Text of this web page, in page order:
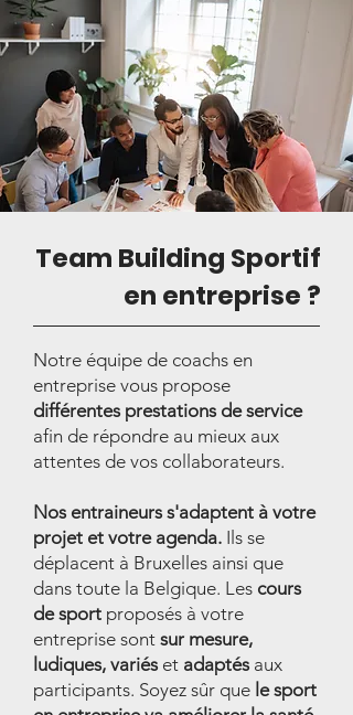
Team Building Sportif
en entreprise ?
Notre équipe de coachs en
entreprise vous propose
différentes prestations de service
afin de répondre au mieux aux
attentes de vos collaborateurs.
Nos entraineurs s'adaptent à votre
projet et votre agenda. Ils se
déplacent à Bruxelles ainsi que
dans toute la Belgique. Les cours
de sport proposés à votre
entreprise sont sur mesure,
ludiques, variés et adaptés aux
participants. Soyez sûr que le sport